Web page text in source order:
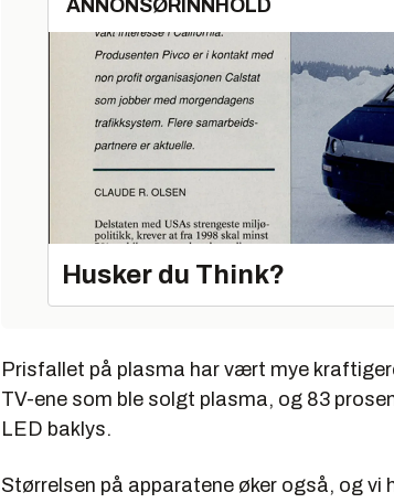
ANNONSØRINNHOLD
Husker du Think?
Prisfallet på plasma har vært mye
TV-ene som ble solgt plasma, og 83
LED baklys.
Størrelsen på apparatene øker også, og vi